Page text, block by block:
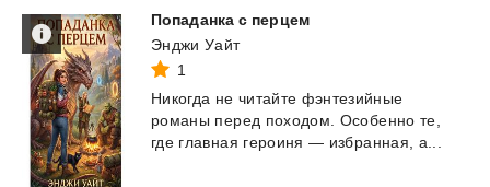
Попаданка с перцем
Энджи Уайт
1
Никогда не читайте фэнтезийные
романы перед походом. Особенно те,
где главная героиня — избранная, а...